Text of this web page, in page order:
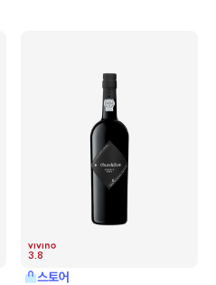
3.8
스토어